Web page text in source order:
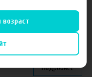
край
Подробнее